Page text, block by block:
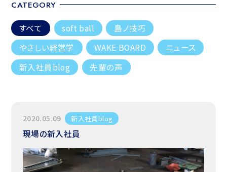
CATEGORY
すべて
soft ball
島ノ技巧
やさしい経営学
WAKE BOARD
ニュース
新入社員blog
先輩の声
2020.05.09 新入社員blog
現場の新入社員